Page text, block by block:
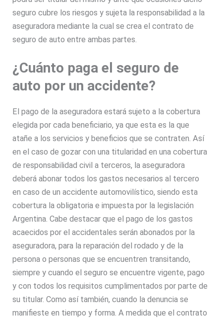
seguro cubre los riesgos y sujeta la responsabilidad a la
aseguradora mediante la cual se crea el contrato de
seguro de auto entre ambas partes.
¿Cuánto paga el seguro de
auto por un accidente?
El pago de la aseguradora estará sujeto a la cobertura
elegida por cada beneficiario, ya que esta es la que
atañe a los servicios y beneficios que se contraten. Así
en el caso de gozar con una titularidad en una cobertura
de responsabilidad civil a terceros, la aseguradora
deberá abonar todos los gastos necesarios al tercero
en caso de un accidente automovilístico, siendo esta
cobertura la obligatoria e impuesta por la legislación
Argentina. Cabe destacar que el pago de los gastos
acaecidos por el accidentales serán abonados por la
aseguradora, para la reparación del rodado y de la
persona o personas que se encuentren transitando,
siempre y cuando el seguro se encuentre vigente, pago
y con todos los requisitos cumplimentados por parte de
su titular. Como así también, cuando la denuncia se
manifieste en tiempo y forma. A medida que el contrato